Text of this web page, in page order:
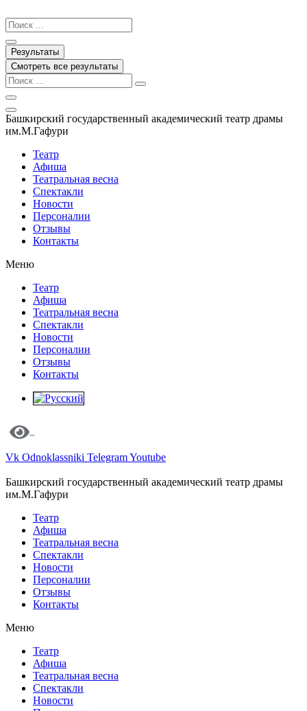
к
содержимому
Search
...
Результаты
Смотреть все результаты
Башкирский государственный академический театр драмы
им.М.Гафури
Театр
Афиша
Театральная весна
Спектакли
Новости
Персоналии
Отзывы
Контакты
Меню
Театр
Афиша
Театральная весна
Спектакли
Новости
Персоналии
Отзывы
Контакты
Vk Odnoklassniki TelegramYoutube
Башкирский государственный академический театр драмы
им.М.Гафури
Театр
Афиша
Театральная весна
Спектакли
Новости
Персоналии
Отзывы
Контакты
Меню
Театр
Афиша
Театральная весна
Спектакли
Новости